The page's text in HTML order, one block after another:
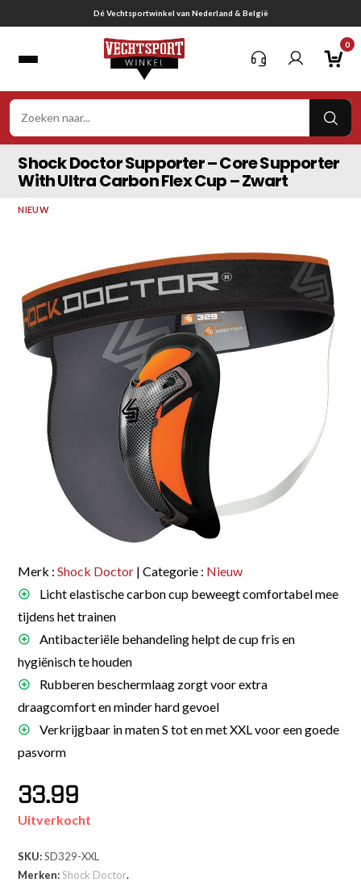
naar
Gratis verzending vanaf € 75,-
0
Shock Doctor Supporter – Core Supporter
With Ultra Carbon Flex Cup – Zwart
NIEUW
Merk :Shock Doctor | Categorie : Nieuw
Licht elastische carbon cup beweegt comfortabel mee
tijdens het trainen
Antibacteriële behandeling helpt de cup fris en
hygiënisch te houden
Rubberen beschermlaag zorgt voor extra
draagcomfort en minder hard gevoel
Verkrijgbaar in maten S tot en met XXL voor een goede
pasvorm
33.99
Uitverkocht
SKU:SD329-XXL
Merken:Shock Doctor.